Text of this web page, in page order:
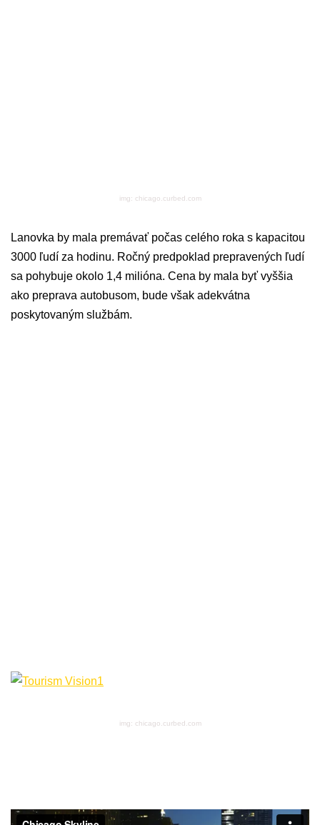
img: chicago.curbed.com
Lanovka by mala premávať počas celého roka s kapacitou
3000 ľudí za hodinu. Ročný predpoklad prepravených ľudí
sa pohybuje okolo 1,4 milióna. Cena by mala byť vyššia
ako preprava autobusom, bude však adekvátna
poskytovaným službám.
img: chicago.curbed.com